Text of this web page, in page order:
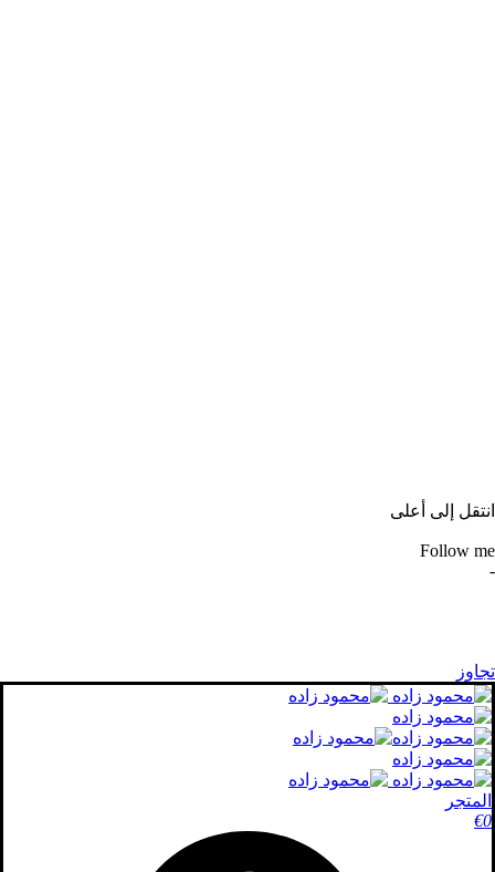
انتقل إلى أعلى
Follow me
-
تجاوز
المتجر
€0